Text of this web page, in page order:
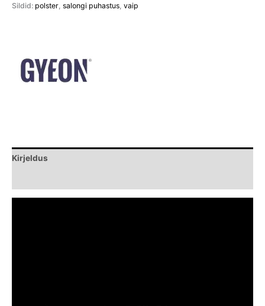
Sildid: polster salongi puhastus vaip
Kirjeldus